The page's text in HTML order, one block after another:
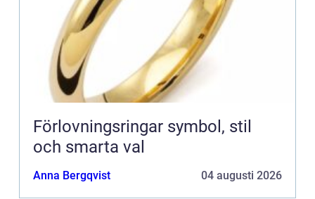
Förlovningsringar symbol, stil
och smarta val
Anna Bergqvist 04 augusti 2026